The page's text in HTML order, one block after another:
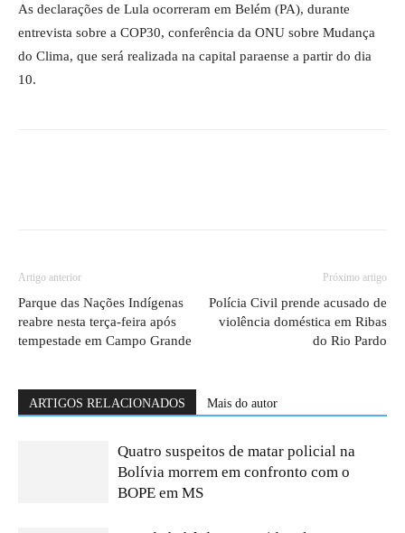
As declarações de Lula ocorreram em Belém (PA), durante
entrevista sobre a COP30, conferência da ONU sobre Mudança
do Clima, que será realizada na capital paraense a partir do dia
10.
Artigo anterior
Parque das Nações Indígenas
reabre nesta terça-feira após
tempestade em Campo Grande
Próximo artigo
Polícia Civil prende acusado de
violência doméstica em Ribas
do Rio Pardo
ARTIGOS RELACIONADOS Mais do autor
Quatro suspeitos de matar policial na
Bolívia morrem em confronto com o
BOPE em MS